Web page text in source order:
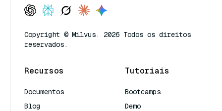
Copyright © Milvus. 2026 Todos os direitos
reservados.
Recursos
Documentos
Blog
Tutoriais
Bootcamps
Demo